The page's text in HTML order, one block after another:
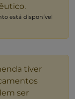
está disponível
tiver
ser